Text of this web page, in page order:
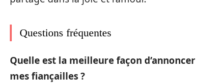
Questions fréquentes
Quelle est la meilleure façon d’annoncer
mes fiançailles ?